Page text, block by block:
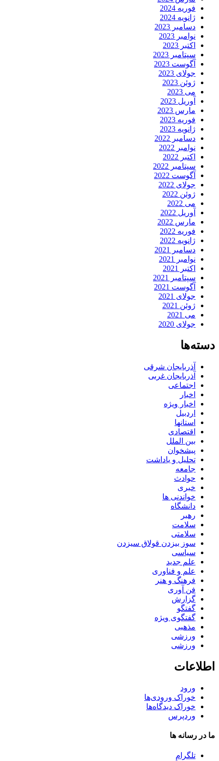
فوریه 2024
ژانویه 2024
دسامبر 2023
نوامبر 2023
اکتبر 2023
سپتامبر 2023
آگوست 2023
جولای 2023
ژوئن 2023
می 2023
آوریل 2023
مارس 2023
فوریه 2023
ژانویه 2023
دسامبر 2022
نوامبر 2022
اکتبر 2022
سپتامبر 2022
آگوست 2022
جولای 2022
ژوئن 2022
می 2022
آوریل 2022
مارس 2022
فوریه 2022
ژانویه 2022
دسامبر 2021
نوامبر 2021
اکتبر 2021
سپتامبر 2021
آگوست 2021
جولای 2021
ژوئن 2021
می 2021
جولای 2020
دسته‌ها
آذربایجان شرقی
آذربایجان غربی
اجتماعی
اخبار
اخبار ویژه
اردبیل
استانها
اقتصادی
بین الملل
پیشخوان
تحلیل و یاداشت
جامعه
حوادث
خبری
خواندنی ها
دانشگاه
رهبر
سلامت
سلامتی
سوز بیزدن قولاق سیزدن
سیاسی
علم جدید
علم و فناوری
فرهنگ و هنر
فن آوری
گزارش
گفتگو
گفتگوی ویژه
مذهبی
ورزشی
ورزشی
اطلاعات
ورود
خوراک ورودی‌ها
خوراک دیدگاه‌ها
وردپرس
ما در رسانه ها
تلگرام